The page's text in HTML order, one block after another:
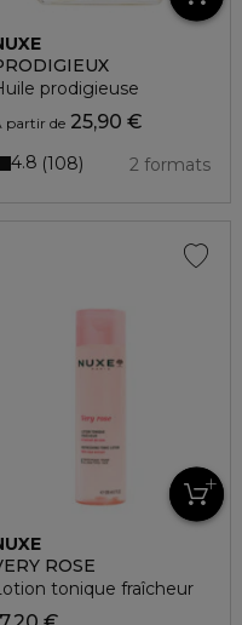
capillaire
prodigieuse
partir de25,90 €
2 formats
4.8 108
ROSE
tonique fraîcheur